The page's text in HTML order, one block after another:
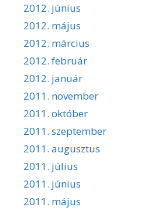
2012. június
2012. május
2012. március
2012. február
2012. január
2011. november
2011. október
2011. szeptember
2011. augusztus
2011. július
2011. június
2011. május